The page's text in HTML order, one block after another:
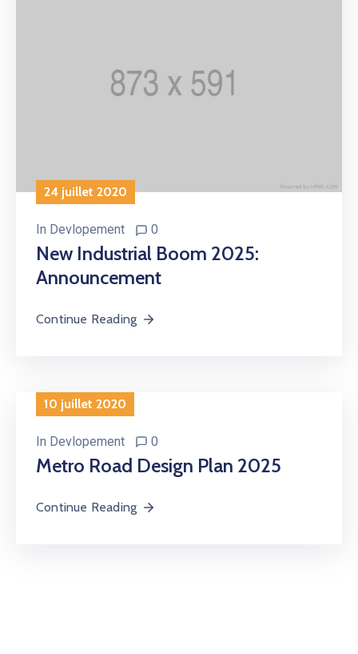
24 juillet 2020
In Devlopement 0
New Industrial Boom 2025:
Announcement
Continue Reading
10 juillet 2020
In Devlopement 0
Metro Road Design Plan 2025
Continue Reading